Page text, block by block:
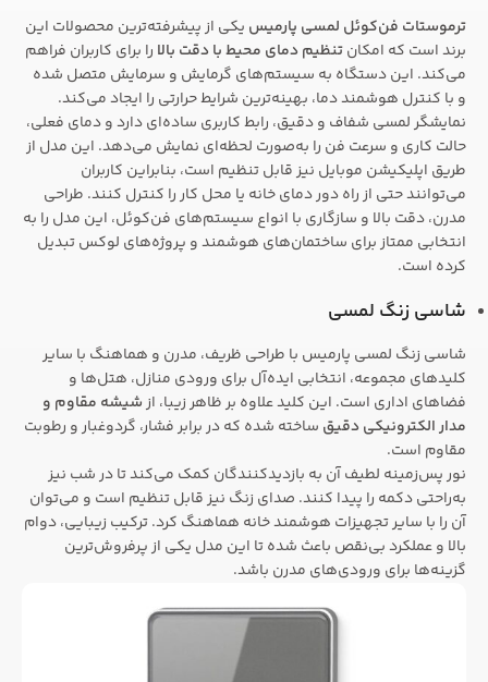
ترموستات فن‌کوئل لمسی پارمیس یکی از پیشرفته‌ترین محصولات این
برند است که امکانتنظیم دمای محیط با دقت بالا را برای کاربران فراهم
می‌کند. این دستگاه به سیستم‌های گرمایش و سرمایش متصل شده
و با کنترل هوشمند دما، بهینه‌ترین شرایط حرارتی را ایجاد می‌کند.
نمایشگر لمسی شفاف و دقیق، رابط کاربری ساده‌ای دارد و دمای فعلی،
حالت کاری و سرعت فن را به‌صورت لحظه‌ای نمایش می‌دهد. این مدل از
طریق اپلیکیشن موبایل نیز قابل تنظیم است، بنابراین کاربران
می‌توانند حتی از راه دور دمای خانه یا محل کار را کنترل کنند. طراحی
مدرن، دقت بالا و سازگاری با انواع سیستم‌های فن‌کوئل، این مدل را به
انتخابی ممتاز برای ساختمان‌های هوشمند و پروژه‌های لوکس تبدیل
کرده است.
شاسی زنگ لمسی
شاسی زنگ لمسی پارمیس با طراحی ظریف، مدرن و هماهنگ با سایر
کلیدهای مجموعه، انتخابی ایده‌آل برای ورودی منازل، هتل‌ها و
فضاهای اداری است. این کلید علاوه بر ظاهر زیبا، ازشیشه مقاوم و
مدار الکترونیکی دقیق ساخته شده که در برابر فشار، گردوغبار و رطوبت
مقاوم است.
نور پس‌زمینه لطیف آن به بازدیدکنندگان کمک می‌کند تا در شب نیز
به‌راحتی دکمه را پیدا کنند. صدای زنگ نیز قابل تنظیم است و می‌توان
آن را با سایر تجهیزات هوشمند خانه هماهنگ کرد. ترکیب زیبایی، دوام
بالا و عملکرد بی‌نقص باعث شده تا این مدل یکی از پرفروش‌ترین
گزینه‌ها برای ورودی‌های مدرن باشد.